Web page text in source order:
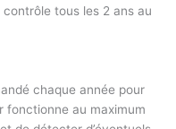
tous les 2 ans au
chaque année pour
fonctionne au maximum